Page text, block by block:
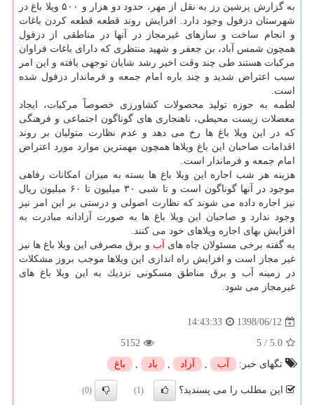
به گزارش پرشین رز به نقل از مهر، حدود دو هزار و ۵۰۰ ویلا باغ در
شهرستان دزفول وجود دارد. افزایش روند قطعه قطعه كردن باغات
و انجام ساخت و سازهای غیرمجاز در آنها در مناطقی از دزفول
همچون شمس آباد، بن جعفر و شهید منتظری كه دارای باغات فراوان
مركبات هستند طی چند وقت اخیر رشد شایان توجهی یافته و این امر
سبب اعتراض شدید و چند باره امام جمعه و فرماندار دزفول شده
است.
لطمه به حوزه تولید محصولات كشاورزی خصوصاً مركبات، ایجاد
معضلات زیست محیطی، ناهنجاری های گوناگون اجتماعی و فرهنگی
كه در این ویلا باغ ها رخ می دهد و عدم نظارت متولیان بر روند
اقدامات صاحبان این باغ ویلاها همچون مهمترین موارد مورد اعتراض
امام جمعه و فرماندار است.
هزینه هر شب اجاره این ویلا باغ ها بسته به میزان امكانات رفاهی
موجود در آنها گوناگون است و تا شبی ۳۰ میلیون تا ۶۰ میلیون ریال
نیز اجاره داده می شوند كه نظارت اصولی و درستی بر این امر نیز
وجود ندارد و صاحبان این ویلا باغ ها به صورت آزادانه مبادرت به
افزایش بهای اجاره ویلاهای خود می كنند.
به گفته برخی مسئولان چاه های آب و برق مصرفی این ویلا باغ ها نیز
غیر مجاز است و افزایش راه اندازی این ویلاها موجب بروز مشكلات
در زمینه آب و برق مناطق مسكونی نزدیك به این ویلا باغ های
غیرمجاز می شود.
1398/06/12
14:43:33
5.0
/
5
5152
تگهای خبر:
آب , آزاد , باد , باغ
این مطلب را می پسندید؟ (1)
(0)